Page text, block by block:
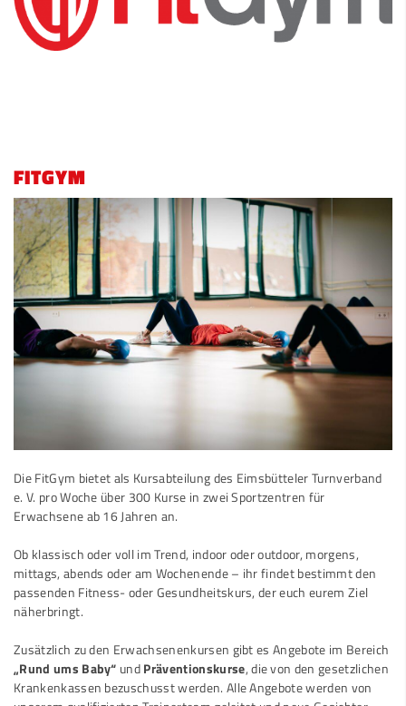
FITGYM
Die FitGym bietet als Kursabteilung des Eimsbütteler Turnverband
e. V. pro Woche über 300 Kurse in zwei Sportzentren für
Erwachsene ab 16 Jahren an.
Ob klassisch oder voll im Trend, indoor oder outdoor, morgens,
mittags, abends oder am Wochenende – ihr findet bestimmt den
passenden Fitness- oder Gesundheitskurs, der euch eurem Ziel
näherbringt.
Zusätzlich zu den Erwachsenenkursen gibt es Angebote im Bereich
„Rund ums Baby“ undPräventionskurse, die von den gesetzlichen
Krankenkassen bezuschusst werden. Alle Angebote werden von